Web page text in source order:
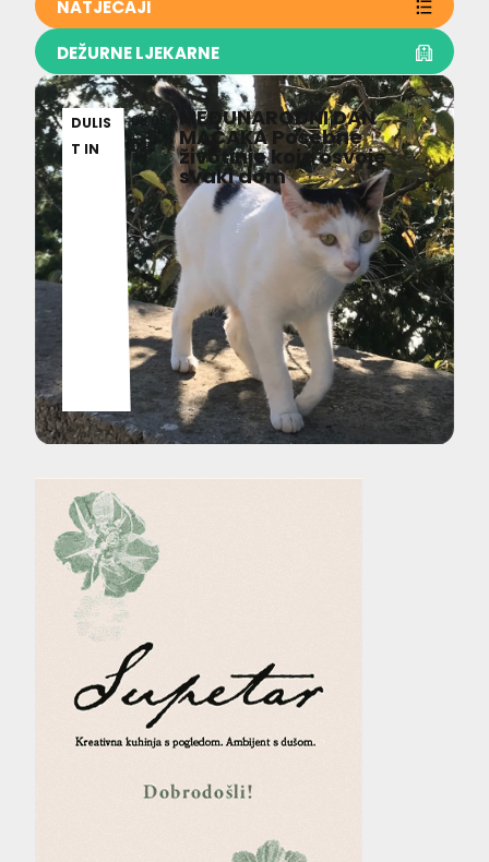
NATJEČAJI
DEŽURNE LJEKARNE
DULIS
T IN
08.08.2
026
MEĐUNARODNI DAN
MAČAKA Posebne
životinje koje osvoje
svaki dom